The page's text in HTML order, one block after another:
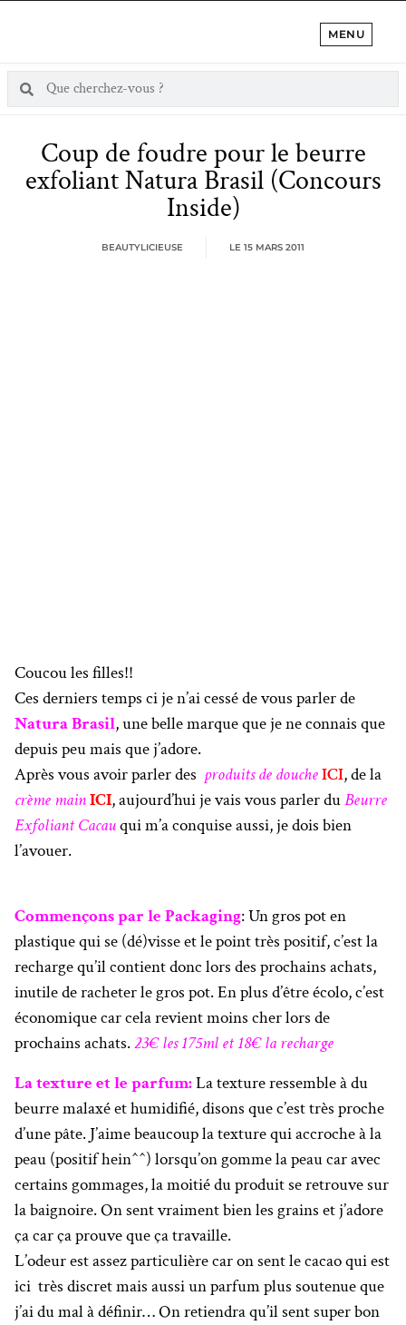
MENU
Coup de foudre pour le beurre
exfoliant Natura Brasil (Concours
Inside)
BEAUTYLICIEUSE LE 15 MARS 2011
Coucou les filles!!
Ces derniers temps ci je n’ai cessé de vous parler de
Natura Brasil, une belle marque que je ne connais que
depuis peu mais que j’adore.
Après vous avoir parler des produits de doucheICI, de la
crème mainICI, aujourd’hui je vais vous parler duBeurre
Exfoliant Cacauqui m’a conquise aussi, je dois bien
l’avouer.
Commençons par le Packaging: Un gros pot en
plastique qui se (dé)visse et le point très positif, c’est la
recharge qu’il contient donc lors des prochains achats,
inutile de racheter le gros pot. En plus d’être écolo, c’est
économique car cela revient moins cher lors de
prochains achats.23€ les 175ml et 18€ la recharge
La texture et le parfum:La texture ressemble à du
beurre malaxé et humidifié, disons que c’est très proche
d’une pâte. J’aime beaucoup la texture qui accroche à la
peau (positif hein^^) lorsqu’on gomme la peau car avec
certains gommages, la moitié du produit se retrouve sur
la baignoire. On sent vraiment bien les grains et j’adore
ça car ça prouve que ça travaille.
L’odeur est assez particulière car on sent le cacao qui est
ici très discret mais aussi un parfum plus soutenue que
j’ai du mal à définir… On retiendra qu’il sent super bon